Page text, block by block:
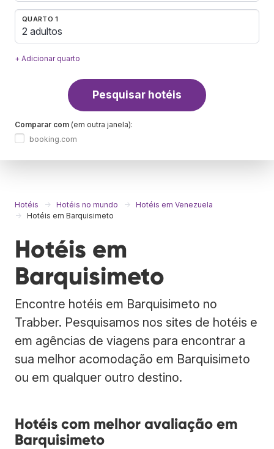
QUARTO 1
2 adultos
+ Adicionar quarto
Pesquisar hotéis
Comparar com (em outra janela):
booking.com
Hotéis Hotéis no mundo
Hotéis em Venezuela
Hotéis em Barquisimeto
Hotéis em
Barquisimeto
Encontre hotéis em Barquisimeto no
Trabber. Pesquisamos nos sites de hotéis e
em agências de viagens para encontrar a
sua melhor acomodação em Barquisimeto
ou em qualquer outro destino.
Hotéis com melhor avaliação em
Barquisimeto